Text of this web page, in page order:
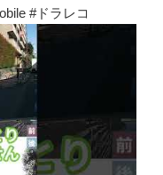
#ドラレコ